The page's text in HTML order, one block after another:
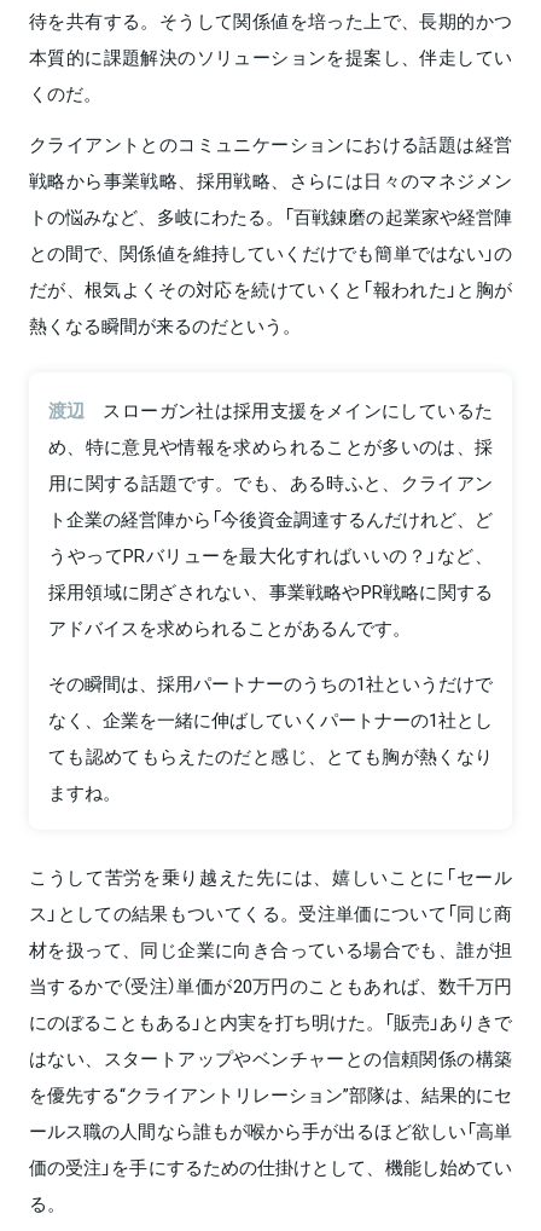
待を共有する。そうして関係値を培った上で、長期的かつ
本質的に課題解決のソリューションを提案し、伴走してい
くのだ。
クライアントとのコミュニケーションにおける話題は経営
戦略から事業戦略、採用戦略、さらには日々のマネジメン
トの悩みなど、多岐にわたる。「百戦錬磨の起業家や経営陣
との間で、関係値を維持していくだけでも簡単ではない」の
だが、根気よくその対応を続けていくと「報われた」と胸が
熱くなる瞬間が来るのだという。
渡辺
スローガン社は採用支援をメインにしているた
め、特に意見や情報を求められることが多いのは、採
用に関する話題です。でも、ある時ふと、クライアン
ト企業の経営陣から「今後資金調達するんだけれど、ど
うやってPRバリューを最大化すればいいの？」など、
採用領域に閉ざされない、事業戦略やPR戦略に関する
アドバイスを求められることがあるんです。
その瞬間は、採用パートナーのうちの1社というだけで
なく、企業を一緒に伸ばしていくパートナーの1社とし
ても認めてもらえたのだと感じ、とても胸が熱くなり
ますね。
こうして苦労を乗り越えた先には、嬉しいことに「セール
ス」としての結果もついてくる。受注単価について「同じ商
材を扱って、同じ企業に向き合っている場合でも、誰が担
当するかで（受注）単価が20万円のこともあれば、数千万円
にのぼることもある」と内実を打ち明けた。「販売」ありきで
はない、スタートアップやベンチャーとの信頼関係の構築
を優先する“クライアントリレーション”部隊は、結果的にセ
ールス職の人間なら誰もが喉から手が出るほど欲しい「高単
価の受注」を手にするための仕掛けとして、機能し始めてい
る。